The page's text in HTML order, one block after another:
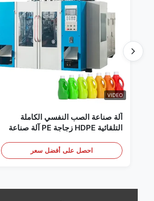
VIDEO
آلة صناعة الصب النفسي الكاملة
التلقائية HDPE زجاجة PE آلة صناعة
احصل على أفضل سعر